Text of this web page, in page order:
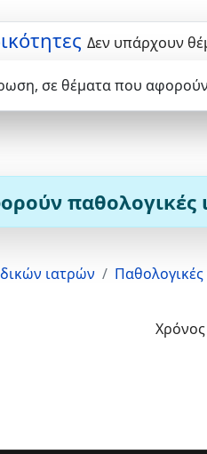
Δεν υπάρχουν
σε θέματα που αφορούν
παθολογικές
ιατρών Παθολογικές